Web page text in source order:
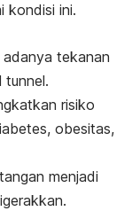
kondisi ini.
tekanan
tunnel.
risiko
obesitas,
menjadi